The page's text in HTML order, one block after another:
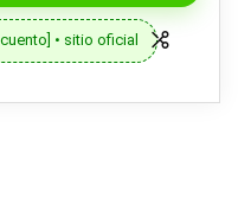
• sitio oficial